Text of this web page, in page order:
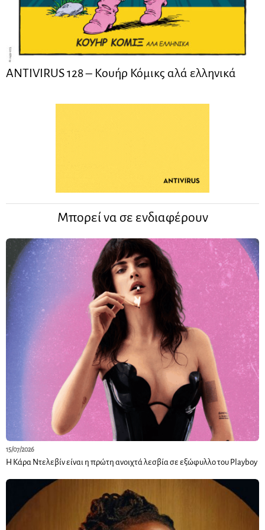
ANTIVIRUS 128 – Kουήρ Κόμικς αλά ελληνικά
Μπορεί να σε ενδιαφέρουν
15/07/2026
Η Κάρα Ντελεβίν είναι η πρώτη ανοιχτά λεσβία σε εξώφυλλο του Playboy